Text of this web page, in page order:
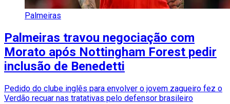
Palmeiras
Palmeiras travou negociação com
Morato após Nottingham Forest pedir
inclusão de Benedetti
Pedido do clube inglês para envolver o jovem zagueiro fez o
Verdão recuar nas tratativas pelo defensor brasileiro